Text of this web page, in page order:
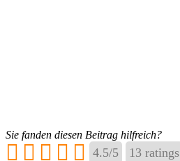
Sie fanden diesen Beitrag hilfreich?
4.5/5 13 ratings